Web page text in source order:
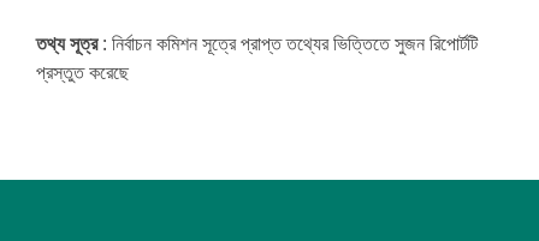
তথ্য সূত্র: নির্বাচন কমিশন সূত্রে প্রাপ্ত তথ্যের ভিত্তিতে সুজন রিপোর্টটি
প্রস্তুত করেছে